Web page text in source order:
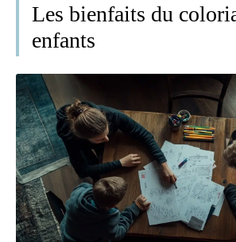
Les bienfaits du
enfants